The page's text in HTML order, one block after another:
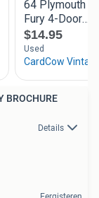
BROCHURE
Details